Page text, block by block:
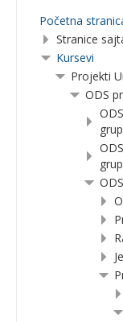
Početna
Stranice
Kursevi
Projekti
ODS